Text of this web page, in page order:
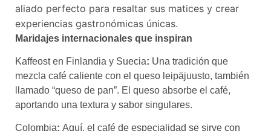
aliado perfecto para resaltar sus matices y crear
experiencias gastronómicas únicas.
Maridajes internacionales que inspiran
Kaffeost en Finlandia y Suecia: Una tradición que
mezcla café caliente con el queso leipäjuusto, también
llamado “queso de pan”. El queso absorbe el café,
aportando una textura y sabor singulares.
Colombia: Aquí, el café de especialidad se sirve con